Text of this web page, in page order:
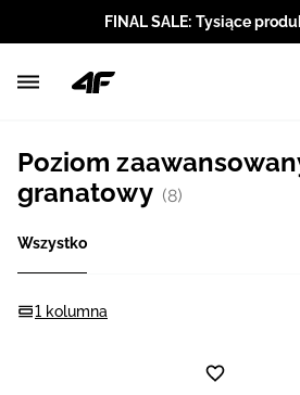
FINAL SALE: Tysiące
Poziom
granatowy (8)
Wszystko
1 kolumna